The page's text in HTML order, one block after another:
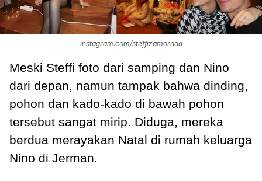
instagram.com/steffizamoraaa
Meski Steffi foto dari samping dan Nino
dari depan, namun tampak bahwa dinding,
pohon dan kado-kado di bawah pohon
tersebut sangat mirip. Diduga, mereka
berdua merayakan Natal di rumah keluarga
Nino di Jerman.